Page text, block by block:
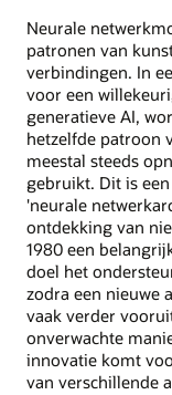
Neurale
patronen van
verbindingen. In
voor een
generatieve AI,
hetzelfde patroon
meestal steeds
gebruikt. Dit is
'neurale
ontdekking van
1980 een
doel het
zodra een nieuwe
vaak verder
onverwachte
innovatie komt
van verschillende